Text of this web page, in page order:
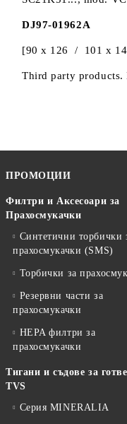
DJ97-01962A
[90 x 126 / 101 x
Third party
ПРОМОЦИИ
Филтри и Аксесоари за
Прахосмукачки
Синтетични торбички
прахосмукачки (SMS)
Торбички за
Резервни части за
прахосмукачки
HEPA филтри за
прахосмукачки
Тигани и съдове за
TVS
Серия MINERALIA